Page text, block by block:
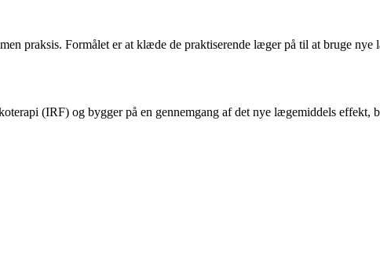
praksis. Formålet er at klæde de praktiserende læger på til at bruge
(IRF) og bygger på en gennemgang af det nye lægemiddels